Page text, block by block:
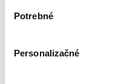
nám pomohlo, keby sme
súhlasu
Potrebné
Personalizačné